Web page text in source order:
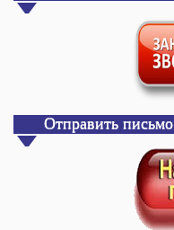
Отправить письмо